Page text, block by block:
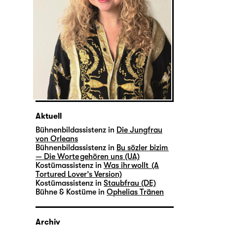
Aktuell
Bühnenbildassistenz in Die Jungfrau
von Orleans
Bühnenbildassistenz in Bu sözler bizim
— Die Worte gehören uns (UA)
Kostümassistenz in Was ihr wollt (A
Tortured Lover’s Version)
Kostümassistenz in Staubfrau (DE)
Bühne & Kostüme in Ophelias Tränen
Archiv